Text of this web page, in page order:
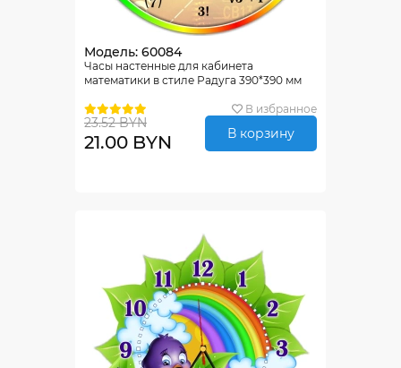
Модель: 60084
Часы настенные для кабинета
математики в стиле Радуга 390*390 мм
В избранное
23.52 BYN
21.00 BYN В корзину